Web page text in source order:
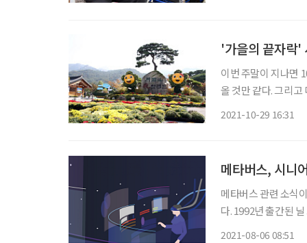
'가을의 끝자락'
이번 주말이 지나면
올 것만 같다. 그리고
2021-10-29 16:31
메타버스, 시니
메타버스 관련 소식
다. 1992년 출간된
2021-08-06 08:51